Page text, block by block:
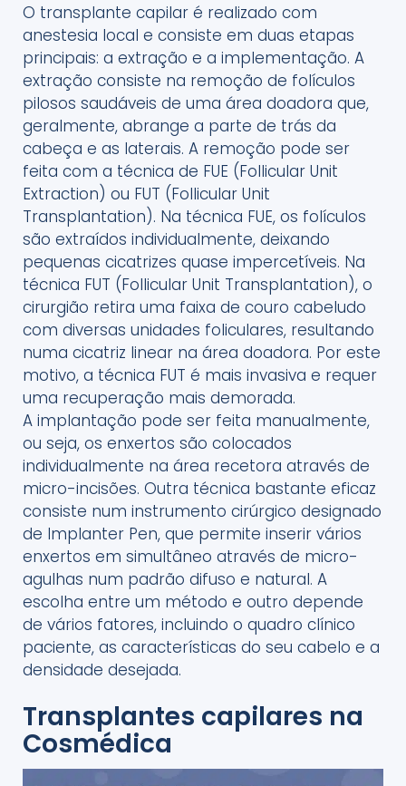
O transplante capilar é realizado com
anestesia local e consiste em duas etapas
principais: a extração e a implementação. A
extração consiste na remoção de folículos
pilosos saudáveis de uma área doadora que,
geralmente, abrange a parte de trás da
cabeça e as laterais. A remoção pode ser
feita com a técnica de FUE (Follicular Unit
Extraction) ou FUT (Follicular Unit
Transplantation). Na técnica FUE, os folículos
são extraídos individualmente, deixando
pequenas cicatrizes quase impercetíveis. Na
técnica FUT (Follicular Unit Transplantation), o
cirurgião retira uma faixa de couro cabeludo
com diversas unidades foliculares, resultando
numa cicatriz linear na área doadora. Por este
motivo, a técnica FUT é mais invasiva e requer
uma recuperação mais demorada.
A implantação pode ser feita manualmente,
ou seja, os enxertos são colocados
individualmente na área recetora através de
micro-incisões. Outra técnica bastante eficaz
consiste num instrumento cirúrgico designado
de Implanter Pen, que permite inserir vários
enxertos em simultâneo através de micro-
agulhas num padrão difuso e natural. A
escolha entre um método e outro depende
de vários fatores, incluindo o quadro clínico
paciente, as características do seu cabelo e a
densidade desejada.
Transplantes capilares na
Cosmédica